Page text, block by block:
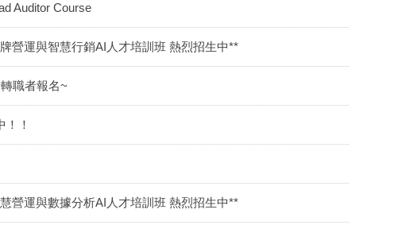
Auditor Course
營運與智慧行銷AI人才培訓班 熱烈招生中**
職者報名~
！
營運與數據分析AI人才培訓班 熱烈招生中**